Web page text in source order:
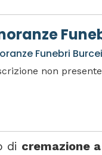
Funebri Burcei
non presente
di cremazione